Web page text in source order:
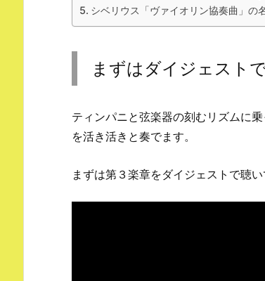
シベリウス「ヴァイオリン協奏曲」の
まずはダイジェスト
ティンパニと弦楽器の刻むリズムに
を活き活きと奏でます。
まずは第３楽章をダイジェストで聴い